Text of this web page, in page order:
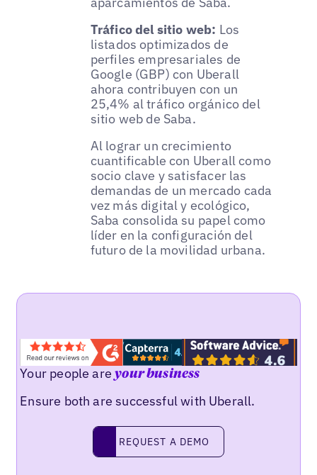
Tráfico del sitio web: Los
listados optimizados de
perfiles empresariales de
Google (GBP) con Uberall
ahora contribuyen con un
25,4% al tráfico orgánico del
sitio web de Saba.
Al lograr un crecimiento
cuantificable con Uberall como
socio clave y satisfacer las
demandas de un mercado cada
vez más digital y ecológico,
Saba consolida su papel como
líder en la configuración del
futuro de la movilidad urbana.
Your people areyour business
Ensure both are successful with Uberall.
request a demo
REQUEST A DEMO